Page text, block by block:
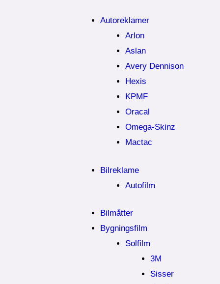
Autoreklamer
Arlon
Aslan
Avery Dennison
Hexis
KPMF
Oracal
Omega-Skinz
Mactac
Bilreklame
Autofilm
Bilmåtter
Bygningsfilm
Solfilm
3M
Sisser